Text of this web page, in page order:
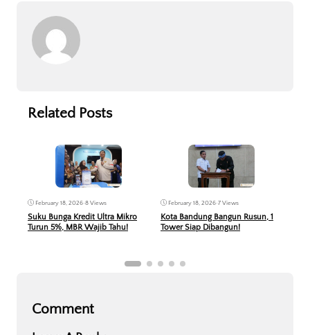
Related Posts
February 18, 2026•8 Views
Suku Bunga Kredit Ultra Mikro
Turun 5%, MBR Wajib Tahu!
February 18, 2026•7 Views
Kota Bandung Bangun Rusun, 1
Tower Siap Dibangun!
Comment